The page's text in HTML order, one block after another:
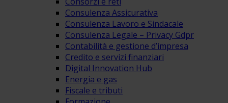
Consulenza Assicurativa
Consulenza Lavoro e Sindacale
Consulenza Legale – Privacy Gdpr
Contabilità e gestione d’impresa
Credito e servizi finanziari
Digital Innovation Hub
Energia e gas
Fiscale e tributi